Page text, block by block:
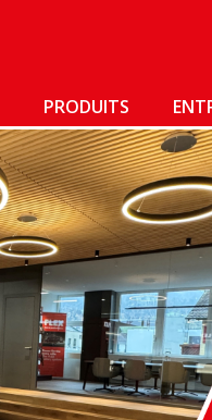
PRODUITS